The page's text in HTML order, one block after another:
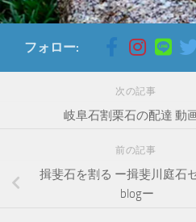
フォロー:
次の記事
岐阜石割栗石の配達 動
前の記事
揖斐石を割る ー揖斐川庭石
blogー